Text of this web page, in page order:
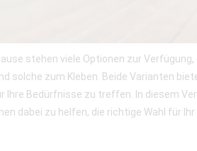
stehen viele Optionen zur
solche zum Kleben. Beide Varianten
Bedürfnisse zu treffen. In diesem
dabei zu helfen, die richtige Wahl für